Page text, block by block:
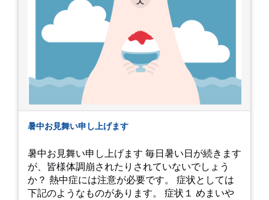
暑中お見舞い申し上げます
暑中お見舞い申し上げます 毎日暑い日が続きます
が、皆様体調崩されたりされていないでしょう
か？ 熱中症には注意が必要です。 症状としては
下記のようなものがあります。 症状１ めまいや